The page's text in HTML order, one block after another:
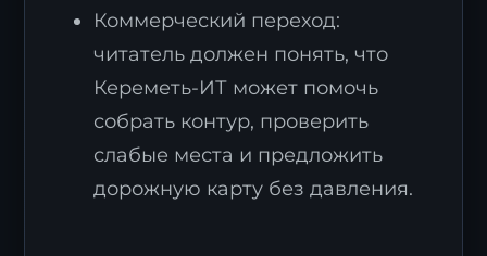
Коммерческий переход:
читатель должен понять, что
Кереметь-ИТ может помочь
собрать контур, проверить
слабые места и предложить
дорожную карту без давления.